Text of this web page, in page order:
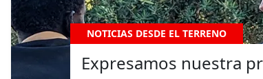
NOTICIAS DESDE EL TERRENO
Expresamos nuestra